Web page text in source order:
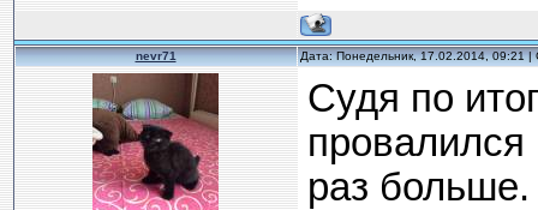
nevr71 Дата: Понедельник, 17.02.2014, 09:21
Судя по
раз больше.